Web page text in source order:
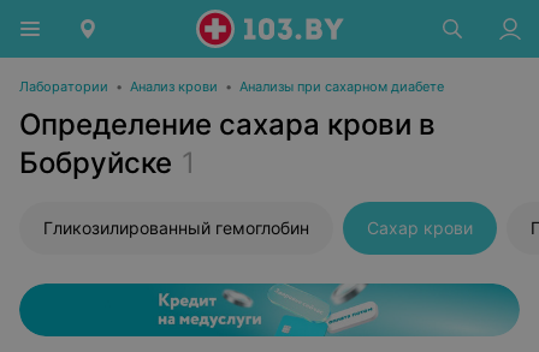
Лаборатории • Анализ крови • Анализы при сахарном диабете
Определение сахара крови в
Бобруйске 1
Гликозилированный гемоглобин Сахар крови